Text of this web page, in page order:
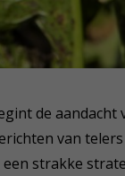
de
van
strakke